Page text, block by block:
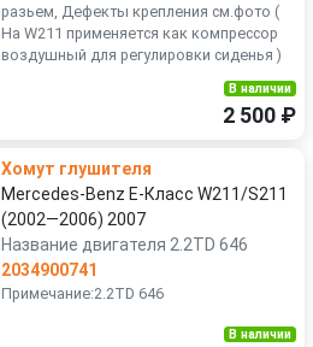
разьем, Дефекты крепления см.фото (
На W211 применяется как компрессор
воздушный для регулировки сиденья )
В наличии
2 500 ₽
Хомут глушителя
Mercedes-Benz E-Класс W211/S211
(2002—2006) 2007
Название двигателя 2.2TD 646
2034900741
Примечание:2.2TD 646
В наличии